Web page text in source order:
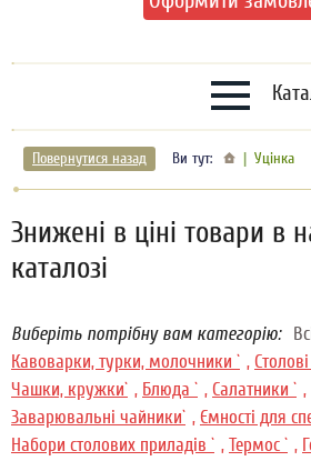
Повернутися назад Ви тут: Уцінка
Знижені в ціні товари в
каталозі
Виберіть потрібну вам категорію:
Кавоварки, турки, молочники ` ,
Чашки, кружки` , Блюда ` , Салатники ` ,
Заварювальні чайники` , Ємності для
Набори столових приладів ` , Термос ` ,